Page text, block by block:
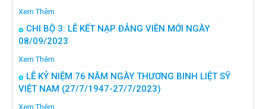
Xem Thêm
CHI BỘ 3: LỄ KẾT NẠP ĐẢNG VIÊN MỚI NGÀY
08/09/2023
Xem Thêm
LỄ KỶ NIỆM 76 NĂM NGÀY THƯƠNG BINH LIỆT SỸ
VIỆT NAM (27/7/1947-27/7/2023)
Xem Thêm